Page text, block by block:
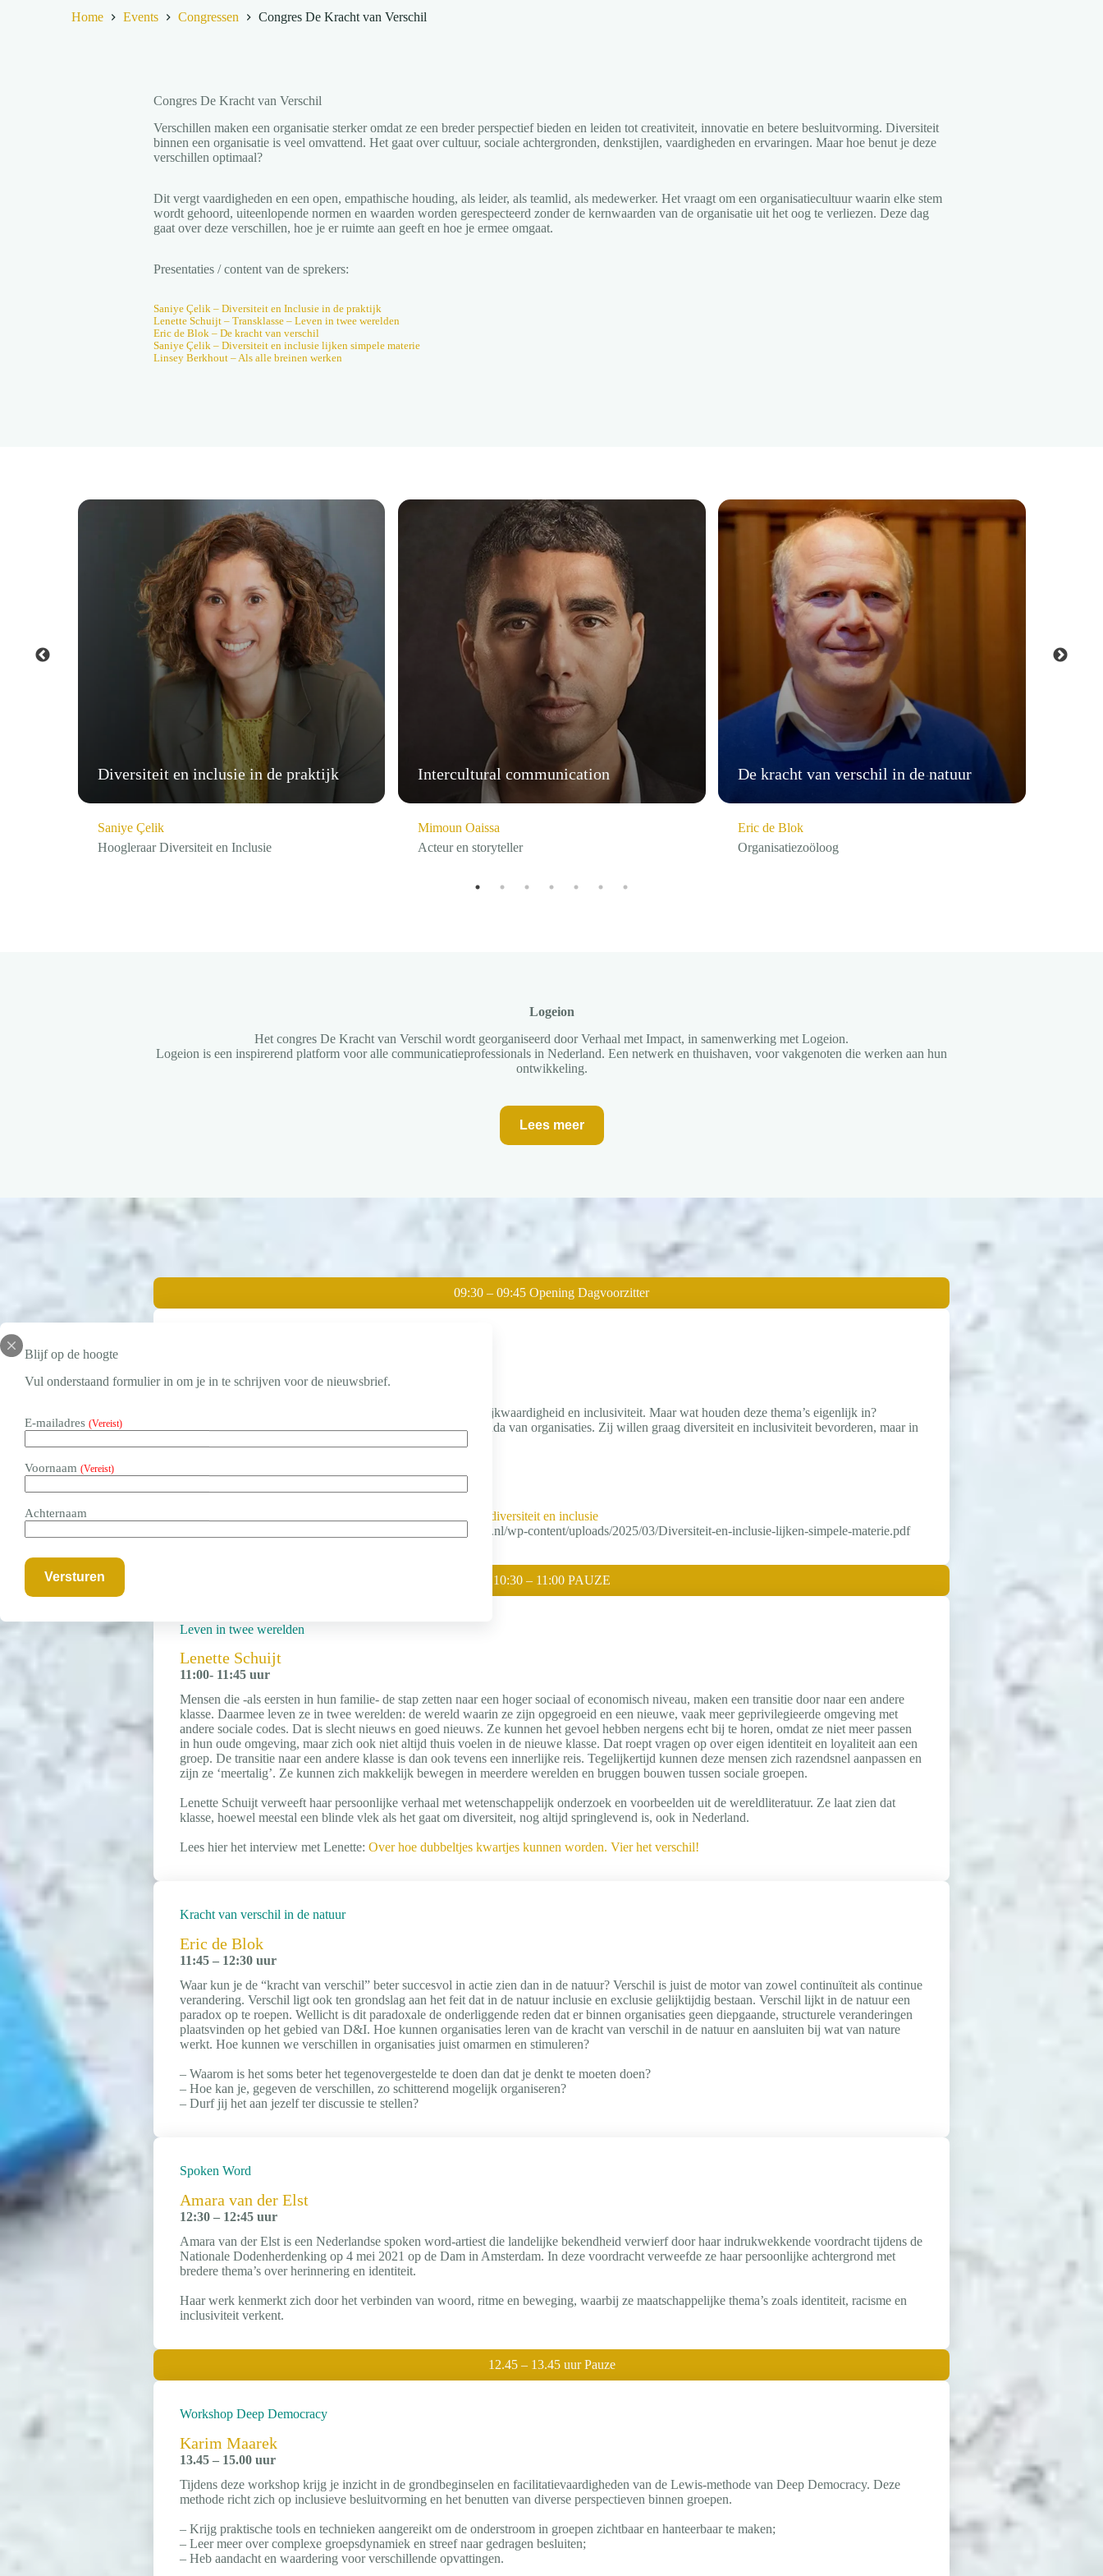
Blijf op de hoogte
Vul onderstaand formulier in om je in te schrijven voor de nieuwsbrief.
E-mailadres (Vereist)
Voornaam (Vereist)
Achternaam
Home Events Congressen Congres De Kracht van Verschil
Congres De Kracht van Verschil
Verschillen maken een organisatie sterker omdat ze een breder perspectief bieden en leiden tot creativiteit, innovatie en betere besluitvorming. Diversiteit
binnen een organisatie is veel omvattend. Het gaat over cultuur, sociale achtergronden, denkstijlen, vaardigheden en ervaringen. Maar hoe benut je deze
verschillen optimaal?
Dit vergt vaardigheden en een open, empathische houding, als leider, als teamlid, als medewerker. Het vraagt om een organisatiecultuur waarin elke stem
wordt gehoord, uiteenlopende normen en waarden worden gerespecteerd zonder de kernwaarden van de organisatie uit het oog te verliezen. Deze dag
gaat over deze verschillen, hoe je er ruimte aan geeft en hoe je ermee omgaat.
Presentaties / content van de sprekers:
Saniye Çelik – Diversiteit en Inclusie in de praktijk
Lenette Schuijt – Transklasse – Leven in twee werelden
Eric de Blok – De kracht van verschil
Saniye Çelik – Diversiteit en inclusie lijken simpele materie
Linsey Berkhout – Als alle breinen werken
Diversiteit en inclusie in de praktijk
Saniye Çelik
Hoogleraar Diversiteit en Inclusie
Intercultural communication
Mimoun Oaissa
Acteur en storyteller
De kracht van verschil in de natuur
Eric de Blok
Organisatiezoöloog
Logeion
Het congres De Kracht van Verschil wordt georganiseerd door Verhaal met Impact, in samenwerking met Logeion.
Logeion is een inspirerend platform voor alle communicatieprofessionals in Nederland. Een netwerk en thuishaven, voor vakgenoten die werken aan hun
ontwikkeling.
Lees meer
Programma
09:30 – 09:45 Opening Dagvoorzitter
09:45 – 10:30 uur
Op dit moment wordt er veel gesproken over diversiteit, gelijkwaardigheid en inclusiviteit. Maar wat houden deze thema’s eigenlijk in?
Diversiteit en inclusiviteit staat steeds vaker hoog op de agenda van organisaties. Zij willen graag diversiteit en inclusiviteit bevorderen, maar in
De wederkerigheid van diversiteit en inclusie
Lees hier het interview met Saniye: https://verhaalmetimpact.nl/wp-content/uploads/2025/03/Diversiteit-en-inclusie-lijken-simpele-materie.pdf
10:30 – 11:00 PAUZE
Leven in twee werelden
Lenette Schuijt
11:00- 11:45 uur
Mensen die -als eersten in hun familie- de stap zetten naar een hoger sociaal of economisch niveau, maken een transitie door naar een andere
klasse. Daarmee leven ze in twee werelden: de wereld waarin ze zijn opgegroeid en een nieuwe, vaak meer geprivilegieerde omgeving met
andere sociale codes. Dat is slecht nieuws en goed nieuws. Ze kunnen het gevoel hebben nergens echt bij te horen, omdat ze niet meer passen
in hun oude omgeving, maar zich ook niet altijd thuis voelen in de nieuwe klasse. Dat roept vragen op over eigen identiteit en loyaliteit aan een
groep. De transitie naar een andere klasse is dan ook tevens een innerlijke reis. Tegelijkertijd kunnen deze mensen zich razendsnel aanpassen en
zijn ze ‘meertalig’. Ze kunnen zich makkelijk bewegen in meerdere werelden en bruggen bouwen tussen sociale groepen.
Lenette Schuijt verweeft haar persoonlijke verhaal met wetenschappelijk onderzoek en voorbeelden uit de wereldliteratuur. Ze laat zien dat
klasse, hoewel meestal een blinde vlek als het gaat om diversiteit, nog altijd springlevend is, ook in Nederland.
Lees hier het interview met Lenette: Over hoe dubbeltjes kwartjes kunnen worden. Vier het verschil!
Kracht van verschil in de natuur
Eric de Blok
11:45 – 12:30 uur
Waar kun je de “kracht van verschil” beter succesvol in actie zien dan in de natuur? Verschil is juist de motor van zowel continuïteit als continue
verandering. Verschil ligt ook ten grondslag aan het feit dat in de natuur inclusie en exclusie gelijktijdig bestaan. Verschil lijkt in de natuur een
paradox op te roepen. Wellicht is dit paradoxale de onderliggende reden dat er binnen organisaties geen diepgaande, structurele veranderingen
plaatsvinden op het gebied van D&I. Hoe kunnen organisaties leren van de kracht van verschil in de natuur en aansluiten bij wat van nature
werkt. Hoe kunnen we verschillen in organisaties juist omarmen en stimuleren?
– Waarom is het soms beter het tegenovergestelde te doen dan dat je denkt te moeten doen?
– Hoe kan je, gegeven de verschillen, zo schitterend mogelijk organiseren?
– Durf jij het aan jezelf ter discussie te stellen?
Spoken Word
Amara van der Elst
12:30 – 12:45 uur
Amara van der Elst is een Nederlandse spoken word-artiest die landelijke bekendheid verwierf door haar indrukwekkende voordracht tijdens de
Nationale Dodenherdenking op 4 mei 2021 op de Dam in Amsterdam. In deze voordracht verweefde ze haar persoonlijke achtergrond met
bredere thema’s over herinnering en identiteit.
Haar werk kenmerkt zich door het verbinden van woord, ritme en beweging, waarbij ze maatschappelijke thema’s zoals identiteit, racisme en
inclusiviteit verkent.
12.45 – 13.45 uur Pauze
Workshop Deep Democracy
Karim Maarek
13.45 – 15.00 uur
Tijdens deze workshop krijg je inzicht in de grondbeginselen en facilitatievaardigheden van de Lewis-methode van Deep Democracy. Deze
methode richt zich op inclusieve besluitvorming en het benutten van diverse perspectieven binnen groepen.
– Krijg praktische tools en technieken aangereikt om de onderstroom in groepen zichtbaar en hanteerbaar te maken;
– Leer meer over complexe groepsdynamiek en streef naar gedragen besluiten;
– Heb aandacht en waardering voor verschillende opvattingen.